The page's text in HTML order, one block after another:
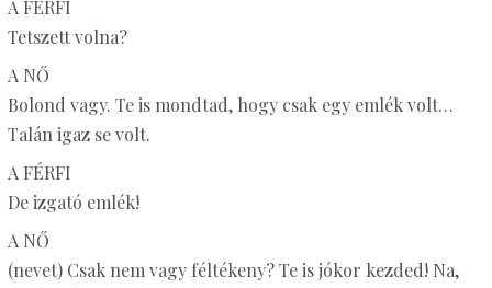
A FÉRFI
Tetszett volna?
A NŐ
Bolond vagy. Te is mondtad, hogy csak egy emlék volt…
Talán igaz se volt.
A FÉRFI
De izgató emlék!
A NŐ
(nevet) Csak nem vagy féltékeny? Te is jókor kezded! Na,